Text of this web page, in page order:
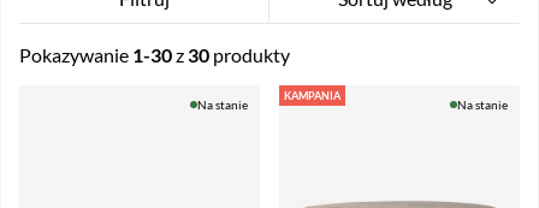
Pokazywanie 1-30z30 produkty
Na stanie
KAMPANIA
Na stanie